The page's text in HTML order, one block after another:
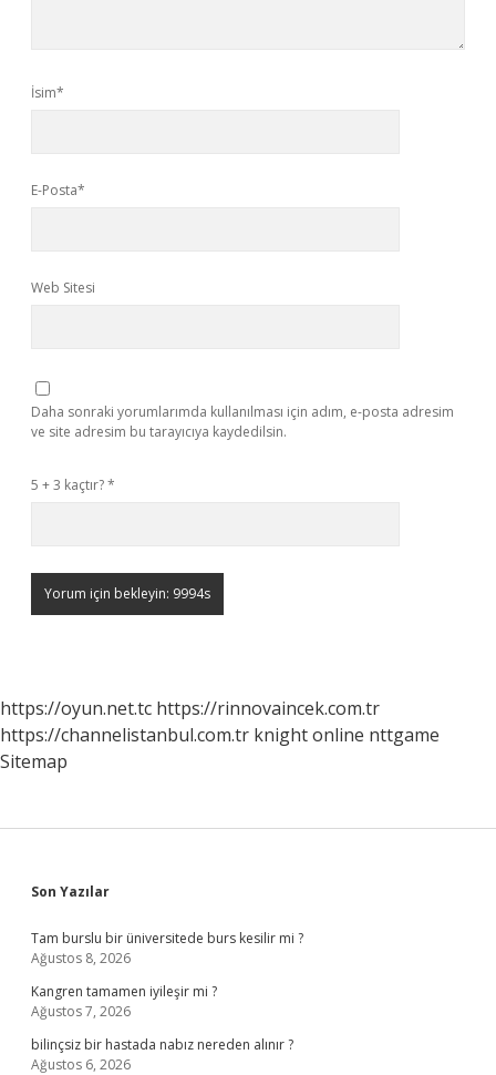
İsim*
E-Posta*
Web Sitesi
Daha sonraki yorumlarımda kullanılması için adım, e-posta adresim
ve site adresim bu tarayıcıya kaydedilsin.
5 + 3 kaçtır?*
https://oyun.net.tc https://rinnovaincek.com.tr
https://channelistanbul.com.tr knight online nttgame
Sitemap
Sidebar
Son Yazılar
Tam burslu bir üniversitede burs kesilir mi ?
Ağustos 8, 2026
Kangren tamamen iyileşir mi ?
Ağustos 7, 2026
bilinçsiz bir hastada nabız nereden alınır ?
Ağustos 6, 2026